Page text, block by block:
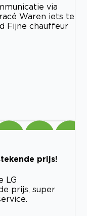
via
Waren iets te
Fijne chauffeur
prijs!
LG
prijs, super